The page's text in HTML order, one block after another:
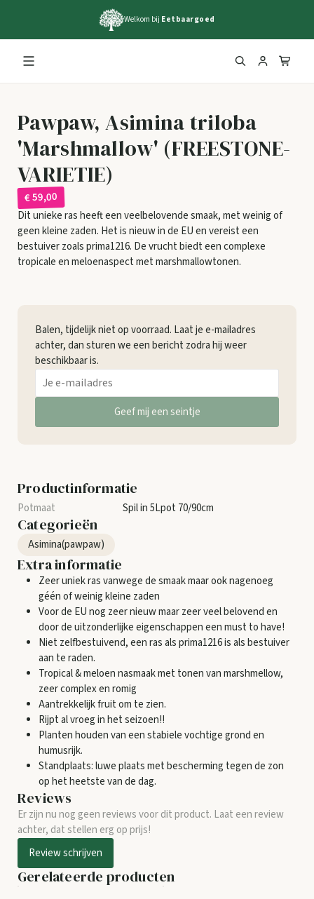
Welkom bij Eetbaargoed
Pawpaw, Asimina triloba
'Marshmallow' (FREESTONE-
VARIETIE)
€ 59,00
Dit unieke ras heeft een veelbelovende smaak, met weinig of
geen kleine zaden. Het is nieuw in de EU en vereist een
bestuiver zoals prima1216. De vrucht biedt een complexe
tropicale en meloenaspect met marshmallowtonen.
Balen, tijdelijk niet op voorraad. Laat je e-mailadres
achter, dan sturen we een bericht zodra hij weer
beschikbaar is.
Geef mij een seintje
Productinformatie
Spil in 5Lpot 70/90cm
Categorieën
Asimina(pawpaw)
Extra informatie
Zeer uniek ras vanwege de smaak maar ook nagenoeg
géén of weinig kleine zaden
Voor de EU nog zeer nieuw maar zeer veel belovend en
door de uitzonderlijke eigenschappen een must to have!
Niet zelfbestuivend, een ras als prima1216 is als bestuiver
aan te raden.
Tropical & meloen nasmaak met tonen van marshmellow,
zeer complex en romig
Aantrekkelijk fruit om te zien.
Rijpt al vroeg in het seizoen!!
Planten houden van een stabiele vochtige grond en
humusrijk.
Standplaats: luwe plaats met bescherming tegen de zon
op het heetste van de dag.
Reviews
Er zijn nu nog geen reviews voor dit product. Laat een review
achter, dat stellen erg op prijs!
Review schrijven
Gerelateerde producten